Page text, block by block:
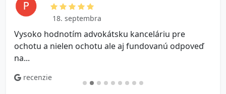
18. septembra
Vysoko hodnotím advokátsku kanceláriu pre
ochotu a nielen ochotu ale aj fundovanú odpoveď
na...
recenzie